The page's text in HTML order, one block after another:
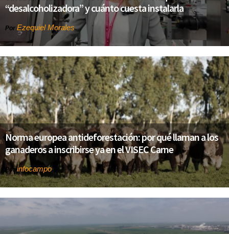
“desalcoholizadora” y cuánto cuesta instalarla
Por Ezequiel Morales
Norma europea antideforestación: por qué llaman a los
ganaderos a inscribirse ya en el VISEC Carne
Porinfocampo